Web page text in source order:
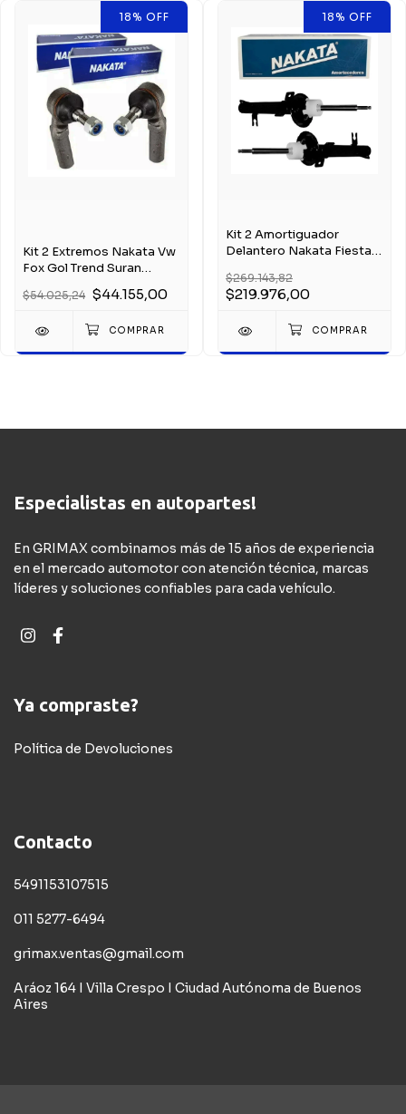
18% OFF
Kit 2 Extremos Nakata Vw
Fox Gol Trend Suran
$54.025,24 $44.155,00
18% OFF
Kit 2 Amortiguador
Delantero Nakata Fiesta
$269.143,82
$219.976,00
Especialistas en autopartes!
En GRIMAX combinamos más de 15 años de experiencia
en el mercado automotor con atención técnica, marcas
líderes y soluciones confiables para cada vehículo.
Ya compraste?
Política de Devoluciones
Contacto
5491153107515
011 5277-6494
grimax.ventas@gmail.com
Aráoz 164 I Villa Crespo I Ciudad Autónoma de Buenos
Aires